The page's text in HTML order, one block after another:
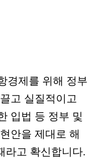
경제를 위해 정부
고 실질적이고
입법 등 정부 및
안을 제대로 해
라고 확신합니다.